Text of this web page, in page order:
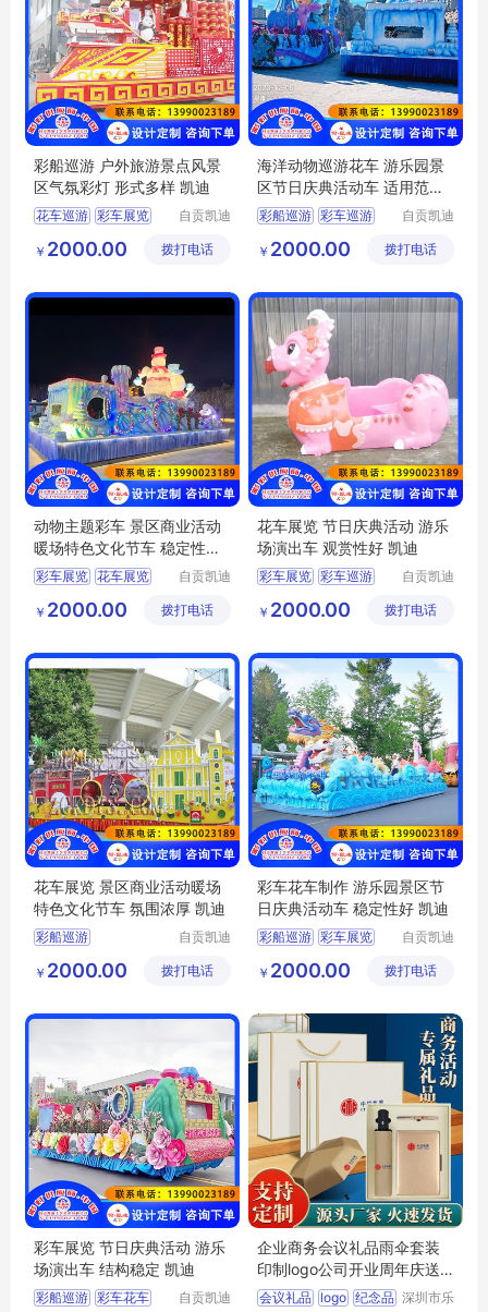
彩船巡游 户外旅游景点风景
区气氛彩灯 形式多样 凯迪
花车巡游 彩车展览
彩车巡游
自贡凯迪
有限公司
￥ 2000.00 拨打电话
海洋动物巡游花车 游乐园景
区节日庆典活动车 适用范围
广 凯迪
彩船巡游 彩车巡游
国庆节彩车花车
自贡凯迪
有限公司
￥ 2000.00 拨打电话
动物主题彩车 景区商业活动
暖场特色文化节车 稳定性好
凯迪
彩车展览 花车展览
彩船巡游
自贡凯迪
有限公司
￥ 2000.00 拨打电话
花车展览 节日庆典活动 游乐
场演出车 观赏性好 凯迪
彩车展览 彩车巡游
花车展览
自贡凯迪
有限公司
￥ 2000.00 拨打电话
花车展览 景区商业活动暖场
特色文化节车 氛围浓厚 凯迪
彩船巡游
花车展览
彩车展览
自贡凯迪
有限公司
￥ 2000.00 拨打电话
彩车花车制作 游乐园景区节
日庆典活动车 稳定性好 凯迪
彩船巡游 彩车展览
国庆节彩车花车
自贡凯迪
有限公司
￥ 2000.00 拨打电话
彩车展览 节日庆典活动 游乐
场演出车 结构稳定 凯迪
彩船巡游 彩车花车
自贡凯迪
企业商务会议礼品雨伞套装
印制logo公司开业周年庆送
客户纪念品
会议礼品 logo 纪念品 深圳市乐